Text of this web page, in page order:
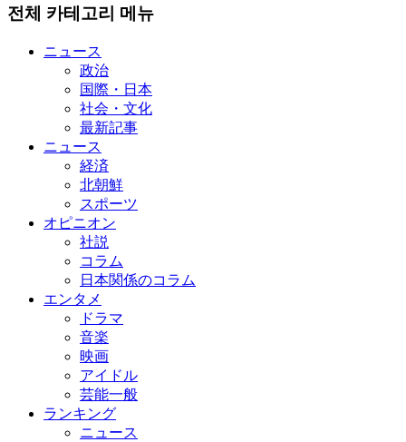
전체 카테고리 메뉴
ニュース
政治
国際・日本
社会・文化
最新記事
ニュース
経済
北朝鮮
スポーツ
オピニオン
社説
コラム
日本関係のコラム
エンタメ
ドラマ
音楽
映画
アイドル
芸能一般
ランキング
ニュース